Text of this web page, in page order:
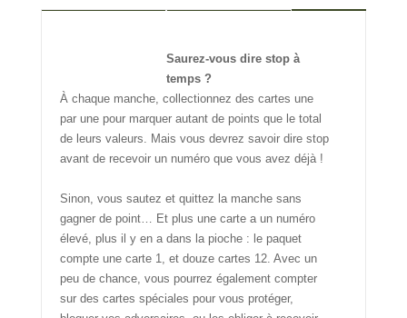
Saurez-vous dire stop à
temps ?
À chaque manche, collectionnez des cartes une
par une pour marquer autant de points que le total
de leurs valeurs. Mais vous devrez savoir dire stop
avant de recevoir un numéro que vous avez déjà !
Sinon, vous sautez et quittez la manche sans
gagner de point… Et plus une carte a un numéro
élevé, plus il y en a dans la pioche : le paquet
compte une carte 1, et douze cartes 12. Avec un
peu de chance, vous pourrez également compter
sur des cartes spéciales pour vous protéger,